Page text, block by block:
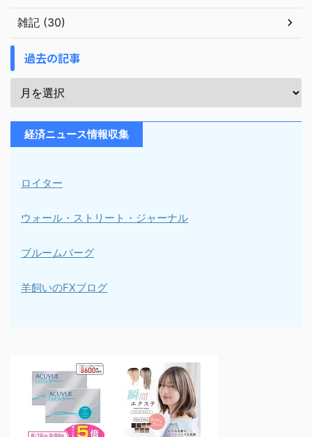
雑記 (30)
過去の記事
経済ニュース情報収集
ロイター
ウォール・ストリート・ジャーナル
ブルームバーグ
羊飼いのFXブログ